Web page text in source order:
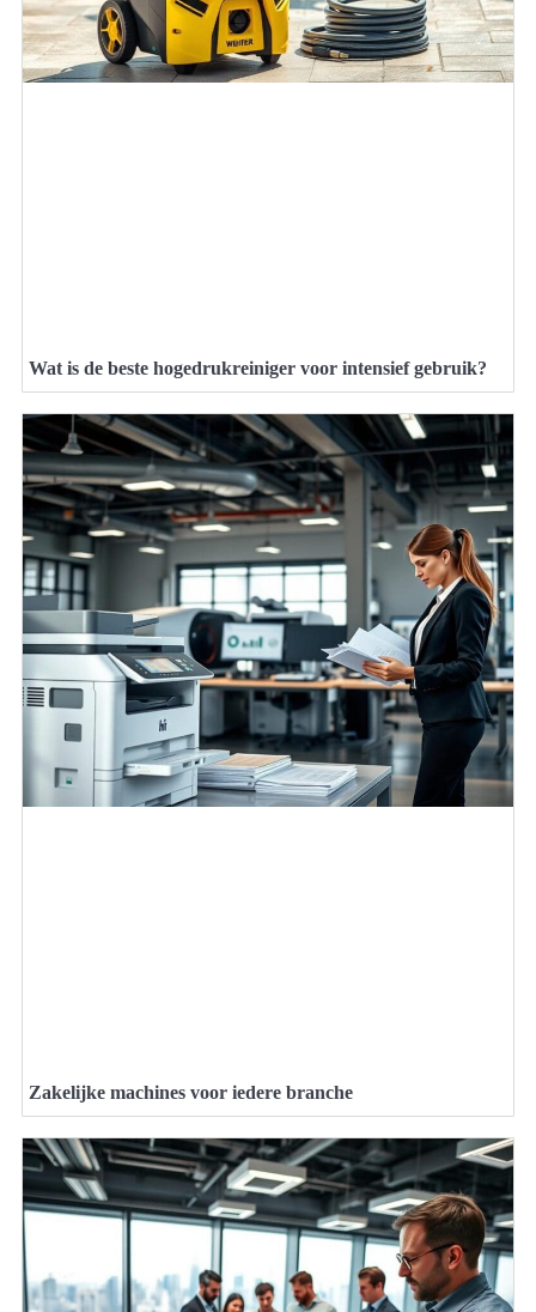
Wat is de beste hogedrukreiniger voor intensief gebruik?
Zakelijke machines voor iedere branche